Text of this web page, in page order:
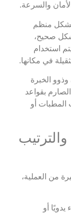
والسرعة.
بشكل منظم
صحيح،
استخدام
في مكانها.
وذوو الخبرة
بقواعد
المطبات أو
والترتيب
من العملية،
أو